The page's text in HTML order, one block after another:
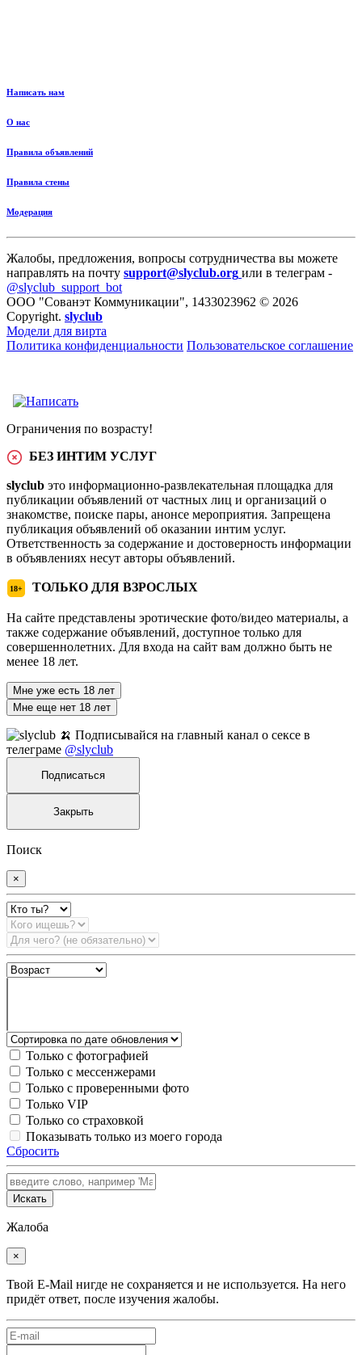
Написать нам
О нас
Правила объявлений
Правила стены
Модерация
Жалобы, предложения, вопросы сотрудничества вы можете
направлять на почту support@slyclub.org или в телеграм -
@slyclub_support_bot
ООО "Сованэт Коммуникации", 1433023962 © 2026
Copyright. slyclub
Модели для вирта
Политика конфиденциальности Пользовательское соглашение
Ограничения по возрасту!
БЕЗ ИНТИМ УСЛУГ
slyclub это информационно-развлекательная площадка для
публикации объявлений от частных лиц и организаций о
знакомстве, поиске пары, анонсе мероприятия. Запрещена
публикация объявлений об оказании интим услуг.
Ответственность за содержание и достоверность информации
в объявлениях несут авторы объявлений.
18+ ТОЛЬКО ДЛЯ ВЗРОСЛЫХ
На сайте представлены эротические фото/видео материалы, а
также содержание объявлений, доступное только для
совершеннолетних. Для входа на сайт вам должно быть не
менее 18 лет.
Мне уже есть 18 лет
Мне еще нет 18 лет
🍌 Подписывайся на главный канал о сексе в
телеграме @slyclub
Подписаться
Закрыть
Поиск
×
Только с фотографией
Только с мессенжерами
Только с проверенными фото
Только VIP
Только со страховкой
Показывать только из моего города
Сбросить
Искать
Жалоба
×
Твой E-Mail нигде не сохраняется и не используется. На него
придёт ответ, после изучения жалобы.